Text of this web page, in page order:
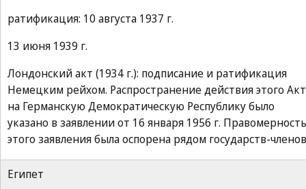
ратификация: 10 августа 1937 г.
13 июня 1939 г.
Лондонский акт (1934 г.): подписание и ратификация
Немецким рейхом. Распространение действия этого
на Германскую Демократическую Республику было
указано в заявлении от 16 января 1956 г. Правомерность
этого заявления была оспорена рядом государств-
Египет